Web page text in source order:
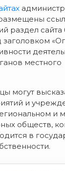
раздел сайта
заголовком
местного
могут
и
и
обществ,
в